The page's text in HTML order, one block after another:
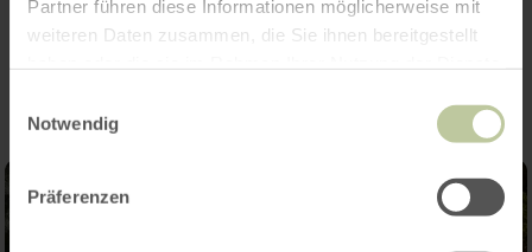
Partner führen diese Informationen möglicherweise mit
weiteren Daten zusammen, die Sie ihnen bereitgestellt
Notwendig
Präferenzen
Impressionen